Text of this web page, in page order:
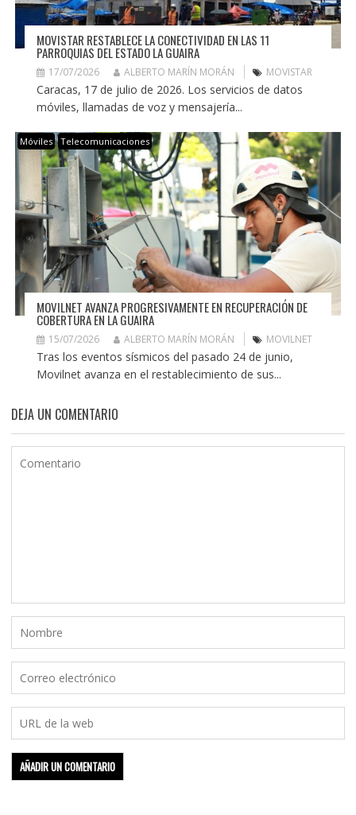
MOVISTAR RESTABLECE LA CONECTIVIDAD EN LAS 11
PARROQUIAS DEL ESTADO LA GUAIRA
17/07/2026 ALBERTO MARÍN MORÁN MOVISTAR
Caracas, 17 de julio de 2026. Los servicios de datos
móviles, llamadas de voz y mensajería...
Móviles Telecomunicaciones
MOVILNET AVANZA PROGRESIVAMENTE EN RECUPERACIÓN DE
COBERTURA EN LA GUAIRA
15/07/2026 ALBERTO MARÍN MORÁN MOVILNET
Tras los eventos sísmicos del pasado 24 de junio,
Movilnet avanza en el restablecimiento de sus...
DEJA UN COMENTARIO